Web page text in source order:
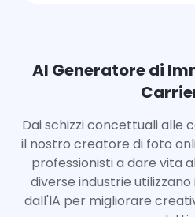
AI Generatore di
Dai schizzi concettuali alle
il nostro creatore di foto
professionisti a dare vita
diverse industrie
dall'IA per migliorare